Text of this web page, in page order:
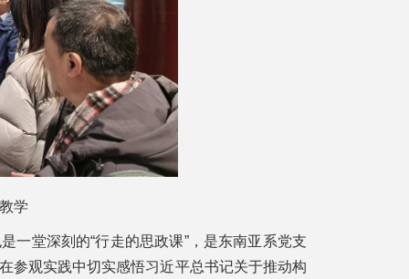
学
一堂深刻的“行走的思政课”，是东南亚系党支
参观实践中切实感悟习近平总书记关于推动构